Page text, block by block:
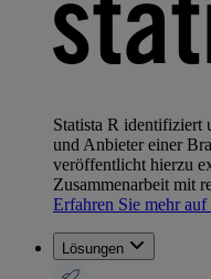
Statista R identifiziert
und Anbieter einer
veröffentlicht hierzu
Zusammenarbeit mit
Erfahren Sie mehr auf
Lösungen